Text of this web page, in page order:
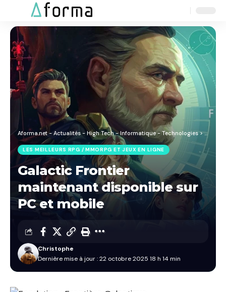
Resizer
Aforma.net - Actualités - High Tech - Informatique - Technologies>Blog
LES MEILLEURS RPG / MMORPG ET JEUX EN LIGNE
Galactic Frontier
maintenant disponible sur
PC et mobile
Dernière mise à jour : 22 octobre 2025 18 h 14 min
Christophe